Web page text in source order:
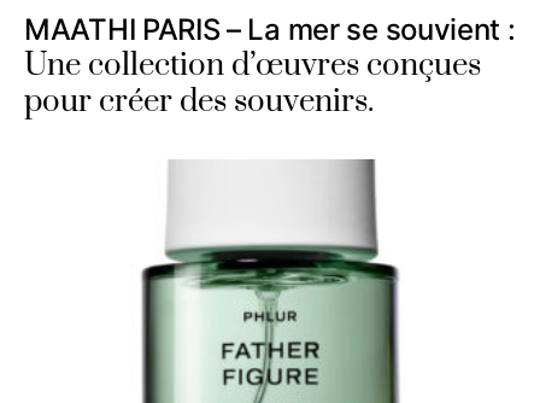
MAATHI PARIS – La mer se souvient :
Une collection d’œuvres conçues
pour créer des souvenirs.